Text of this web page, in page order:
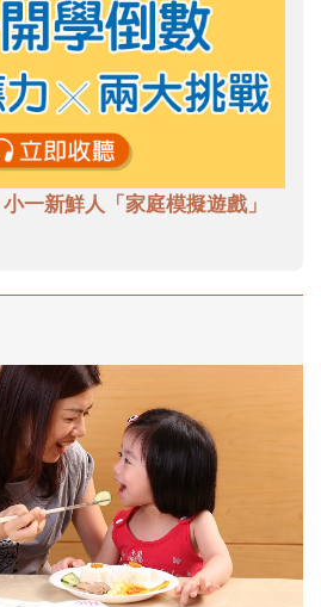
一新鮮人「家庭模擬遊戲」